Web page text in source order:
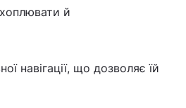
й
навігації, що дозволяє їй